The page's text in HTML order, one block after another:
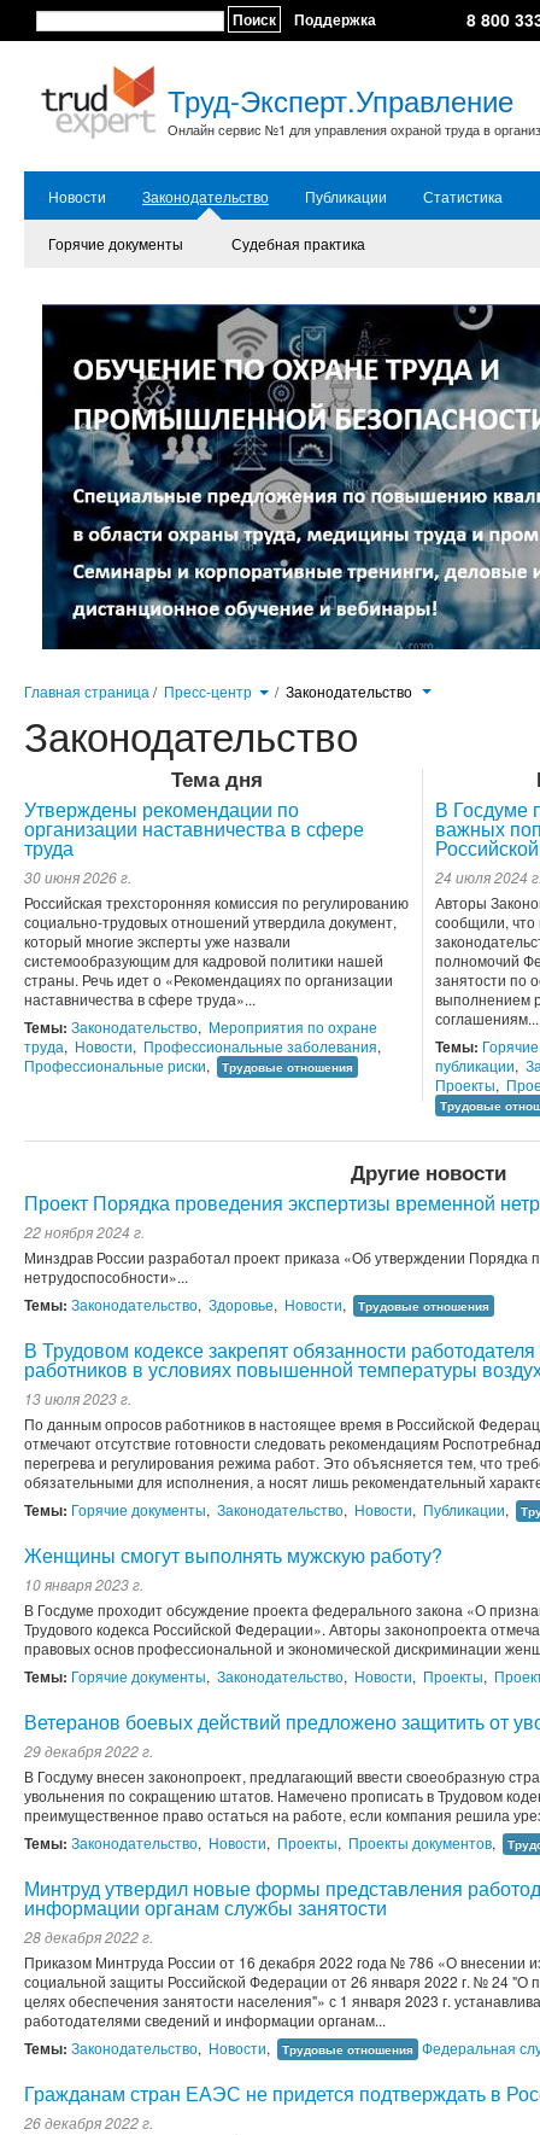
Поиск Поддержка 8 800
Труд-Эксперт.Управление
Онлайн сервис №1 для управления охраной труда в
Новости Законодательство Публикации Статистика
Горячие документы Судебная практика
Главная страница / Пресс-центр / Законодательство
Законодательство
Тема дня
Утверждены рекомендации по
организации наставничества в сфере
труда
30 июня 2026 г.
Российская трехсторонняя комиссия по регулированию
социально-трудовых отношений утвердила документ,
который многие эксперты уже назвали
системообразующим для кадровой политики нашей
страны. Речь идет о «Рекомендациях по организации
наставничества в сфере труда»...
Темы: Законодательство, Мероприятия по охране
труда, Новости, Профессиональные заболевания,
Профессиональные риски, Трудовые отношения
В Госдуме
важных
24 июля 2024
Авторы
сообщили,
полномочий
занятости по
выполнением
соглашениям...
Темы:
публикации,
Проекты,
Трудовые
Другие новости
Проект Порядка проведения экспертизы временной
22 ноября 2024 г.
Минздрав России разработал проект приказа «Об утверждении Порядка
нетрудоспособности»...
Темы: Законодательство, Здоровье, Новости, Трудовые отношения
В Трудовом кодексе закрепят обязанности
работников в условиях повышенной температуры
13 июля 2023 г.
По данным опросов работников в настоящее время в Российской
отмечают отсутствие готовности следовать рекомендациям
перегрева и регулирования режима работ. Это объясняется тем, что
обязательными для исполнения, а носят лишь рекомендательный
Темы: Горячие документы, Законодательство, Новости, Публикации,
Женщины смогут выполнять мужскую работу?
10 января 2023 г.
В Госдуме проходит обсуждение проекта федерального закона «О
Трудового кодекса Российской Федерации». Авторы законопроекта
правовых основ профессиональной и экономической дискриминации
Темы: Горячие документы, Законодательство, Новости, Проекты,
Ветеранов боевых действий предложено защитить от
29 декабря 2022 г.
В Госдуму внесен законопроект, предлагающий ввести своеобразную
увольнения по сокращению штатов. Намечено прописать в Трудовом
преимущественное право остаться на работе, если компания решила
Темы: Законодательство, Новости, Проекты, Проекты документов,
Минтруд утвердил новые формы представления
информации органам службы занятости
28 декабря 2022 г.
Приказом Минтруда России от 16 декабря 2022 года № 786 «О внесении
социальной защиты Российской Федерации от 26 января 2022 г. № 24 "О
целях обеспечения занятости населения"» с 1 января 2023 г.
работодателями сведений и информации органам...
Темы: Законодательство, Новости, Трудовые отношения Федеральная
Гражданам стран ЕАЭС не придется подтверждать в
26 декабря 2022 г.